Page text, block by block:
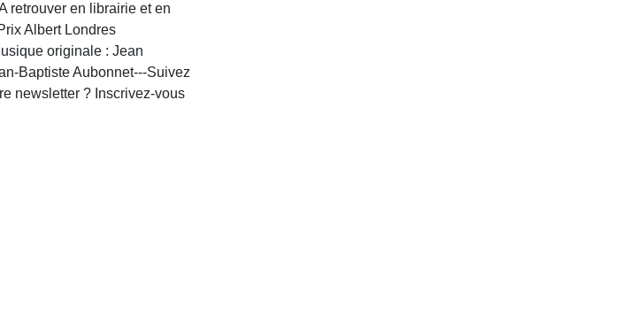
retrouver en librairie et en
Albert Londres
originale : Jean
Baptiste Aubonnet---Suivez
newsletter ? Inscrivez-vous